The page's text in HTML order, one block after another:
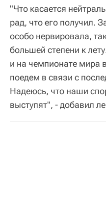
"Что касается
рад, что его получил.
особо нервировала,
большей степени к
и на чемпионате мира
поедем в связи с
Надеюсь, что наши
выступят", - добавил